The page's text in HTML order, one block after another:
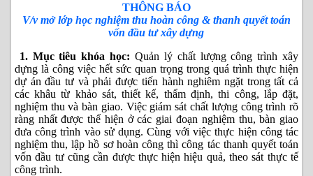
THÔNG BÁO
V/v mở lớp học nghiệm thu hoàn công & thanh quyết toán
vốn đầu tư xây dựng
1. Mục tiêu khóa học: Quản lý chất lượng công trình xây
dựng là công việc hết sức quan trọng trong quá trình thực hiện
dự án đầu tư và phải được tiến hành nghiêm ngặt trong tất cả
các khâu từ khảo sát, thiết kế, thẩm định, thi công, lắp đặt,
nghiệm thu và bàn giao. Việc giám sát chất lượng công trình rõ
ràng nhất được thể hiện ở các giai đoạn nghiệm thu, bàn giao
đưa công trình vào sử dụng. Cùng với việc thực hiện công tác
nghiệm thu, lập hồ sơ hoàn công thì công tác thanh quyết toán
vốn đầu tư cũng cần được thực hiện hiệu quả, theo sát thực tế
công trình.